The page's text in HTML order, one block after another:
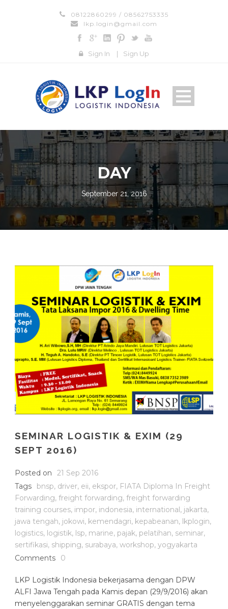
08122860299 / 08562753335
lkp.login@gmail.com
Sign In | Sign Up
DAY
September 21, 2016
SEMINAR LOGISTIK & EXIM (29
SEPT 2016)
Posted on
21 Sep 2016
Tags
bnsp, driver, eii, ekspor, FIATA Diploma In Freight
Forwarding, freight forwarding, freight forwarding
training courses, impor, indonesia, international , jakarta,
jawa tengah, jokowi, kemendagri, kepabeanan, lkplogin,
logistics, logistik, lsp, marine, pajak, pelatihan, seminar,
sertifikasi, shipping, surabaya, workshop, yogyakarta
Comments
0
LKP Logistik Indonesia bekerjasama dengan DPW
ALFI Jawa Tengah pada Kamis depan (29/9/2016) akan
menyelenggarakan seminar GRATIS dengan tema